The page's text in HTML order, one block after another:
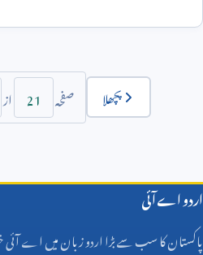
پچھلا صفحہ 21 از
اردو اے آئی
پاکستان کا سب سے بڑا اردو زبان میں اے آئی